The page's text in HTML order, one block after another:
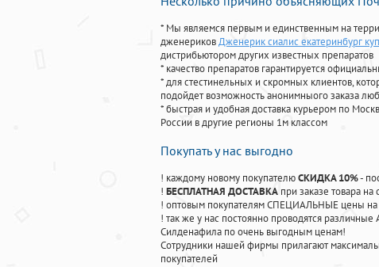
* Мы являемся первым и единственным на
дженериковДженерик сиалис екатеринбург
дистрибьютором других известных препаратов
* качество препаратов гарантируется
* для стестинельных и скромных клиентов,
подойдет возможность анонимныого заказа
* быстрая и удобная доставка курьером по
России в другие регионы 1м классом
Покупать у нас выгодно
! каждому новому покупателюСКИДКА 10%-
! БЕСПЛАТНАЯ ДОСТАВКА при заказе товара
! оптовым покупателям СПЕЦИАЛЬНЫЕ цены на
! так же у нас постоянно проводятся
Силденафила по очень выгодным ценам!
Cотрудники нашей фирмы прилагают
покупателей